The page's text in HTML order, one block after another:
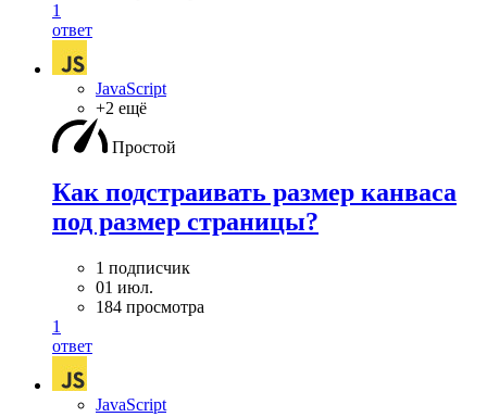
1
ответ
JavaScript
+2 ещё
Простой
Как подстраивать размер канваса
под размер страницы?
1 подписчик
01 июл.
184 просмотра
1
ответ
JavaScript